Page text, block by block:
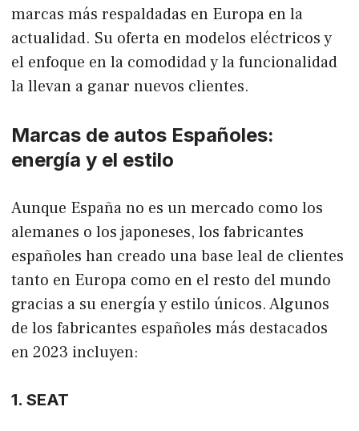
marcas más respaldadas en Europa en la
actualidad. Su oferta en modelos eléctricos y
el enfoque en la comodidad y la funcionalidad
la llevan a ganar nuevos clientes.
Marcas de autos Españoles:
energía y el estilo
Aunque España no es un mercado como los
alemanes o los japoneses, los fabricantes
españoles han creado una base leal de clientes
tanto en Europa como en el resto del mundo
gracias a su energía y estilo únicos. Algunos
de los fabricantes españoles más destacados
en 2023 incluyen:
1. SEAT